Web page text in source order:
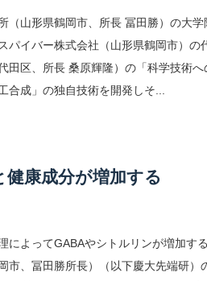
（山形県鶴岡市、所長 冨田勝）の大
パイバー株式会社（山形県鶴岡市）
田区、所長 桑原輝隆）の「科学技術
合成」の独自技術を開発しそ...
康成分が増加する
によってGABAやシトルリンが増加
市、冨田勝所長）（以下慶大先端研